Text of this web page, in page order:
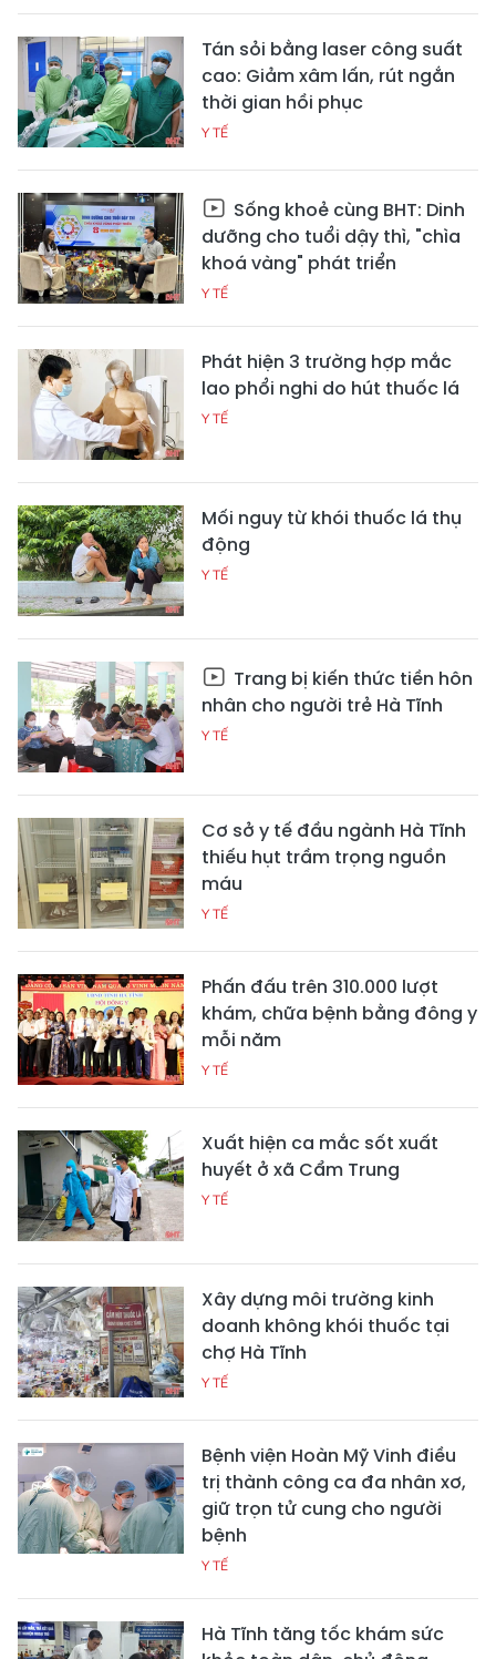
Tán sỏi bằng laser công suất
cao: Giảm xâm lấn, rút ngắn
thời gian hồi phục
Y TẾ
Sống khoẻ cùng BHT: Dinh
dưỡng cho tuổi dậy thì, "chìa
khoá vàng" phát triển
Y TẾ
Phát hiện 3 trường hợp mắc
lao phổi nghi do hút thuốc lá
Y TẾ
Mối nguy từ khói thuốc lá thụ
động
Y TẾ
Trang bị kiến thức tiền hôn
nhân cho người trẻ Hà Tĩnh
Y TẾ
Cơ sở y tế đầu ngành Hà Tĩnh
thiếu hụt trầm trọng nguồn
máu
Y TẾ
Phấn đấu trên 310.000 lượt
khám, chữa bệnh bằng đông y
mỗi năm
Y TẾ
Xuất hiện ca mắc sốt xuất
huyết ở xã Cẩm Trung
Y TẾ
Xây dựng môi trường kinh
doanh không khói thuốc tại
chợ Hà Tĩnh
Y TẾ
Bệnh viện Hoàn Mỹ Vinh điều
trị thành công ca đa nhân xơ,
giữ trọn tử cung cho người
bệnh
Y TẾ
Hà Tĩnh tăng tốc khám sức